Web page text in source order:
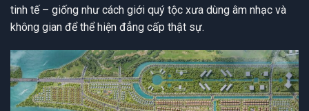
tinh tế – giống như cách giới quý tộc xưa dùng âm nhạc và
không gian để thể hiện đẳng cấp thật sự.